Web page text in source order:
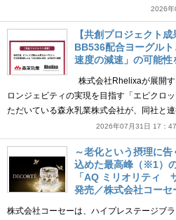
2026年
【共創プロジェクト
BB536配合ヨーグル
速度の減速」の可能
株式会社Rhelixaが展開す
ロンジェビティの実現を目指す「エピクロ
ただいている森永乳業株式会社が、同社と
2026年07月31日 17：47
～老化という摂理に
込めた最高峰（※1）
「AQ ミリオリティ
発売／株式会社コーセ
株式会社コーセーは、ハイプレステージブ